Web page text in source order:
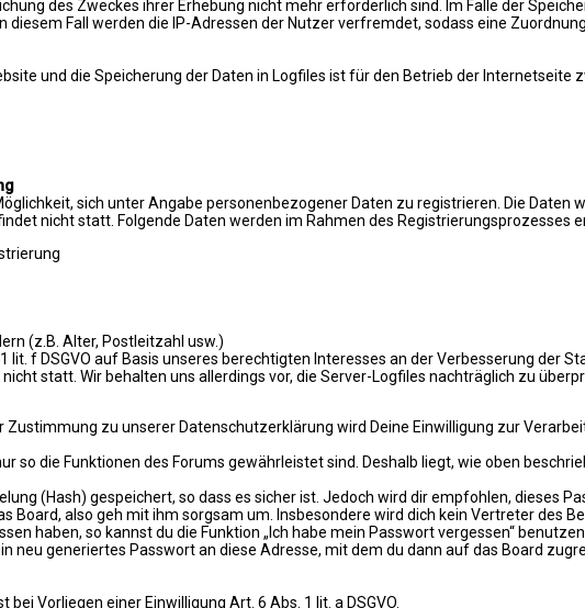
des Zweckes ihrer Erhebung nicht mehr erforderlich sind. Im Falle der
diesem Fall werden die IP-Adressen der Nutzer verfremdet, sodass eine
und die Speicherung der Daten in Logfiles ist für den Betrieb der
sich unter Angabe personenbezogener Daten zu registrieren. Die Daten
nicht statt. Folgende Daten werden im Rahmen des Registrierungsprozesses
(z.B. Alter, Postleitzahl usw.)
lit. f DSGVO auf Basis unseres berechtigten Interesses an der Verbesserung der
statt. Wir behalten uns allerdings vor, die Server-Logfiles nachträglich zu
zu unserer Datenschutzerklärung wird Deine Einwilligung zur
so die Funktionen des Forums gewährleistet sind. Deshalb liegt, wie oben
(Hash) gespeichert, so dass es sicher ist. Jedoch wird dir empfohlen, dieses
Board, also geh mit ihm sorgsam um. Insbesondere wird dich kein Vertreter des
haben, so kannst du die Funktion „Ich habe mein Passwort vergessen“
neu generiertes Passwort an diese Adresse, mit dem du dann auf das Board
Vorliegen einer Einwilligung Art. 6 Abs. 1 lit. a DSGVO.